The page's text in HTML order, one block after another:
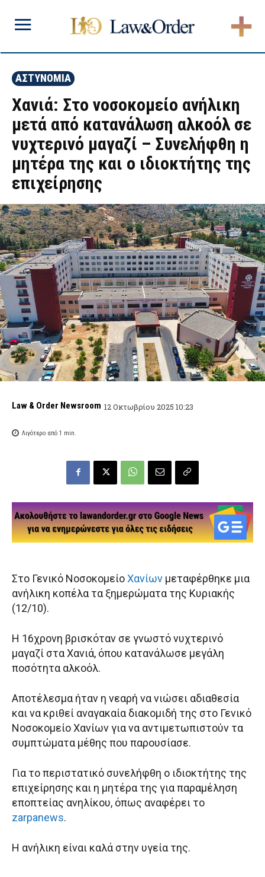
ΑΣΤΥΝΟΜΙΑ
Χανιά: Στο νοσοκομείο ανήλικη
μετά από κατανάλωση αλκοόλ σε
νυχτερινό μαγαζί – Συνελήφθη η
μητέρα της και ο ιδιοκτήτης της
επιχείρησης
Law & Order Newsroom 12 Οκτωβρίου 2025 10:23
Λιγότερο από 1 min.
Στο Γενικό ΝοσοκομείοΧανίων μεταφέρθηκε μια
ανήλικη κοπέλα τα ξημερώματα της Κυριακής
(12/10).
Η 16χρονη βρισκόταν σε γνωστό νυχτερινό
μαγαζί στα Χανιά, όπου κατανάλωσε μεγάλη
ποσότητα αλκοόλ.
Αποτέλεσμα ήταν η νεαρή να νιώσει αδιαθεσία
και να κριθεί αναγακαία διακομιδή της στο Γενικό
Νοσοκομείο Χανίων για να αντιμετωπιστούν τα
συμπτώματα μέθης που παρουσίασε.
Για το περιστατικό συνελήφθη ο ιδιοκτήτης της
επιχείρησης και η μητέρα της για παραμέληση
εποπτείας ανηλίκου, όπως αναφέρει το
zarpanews.
Η ανήλικη είναι καλά στην υγεία της.